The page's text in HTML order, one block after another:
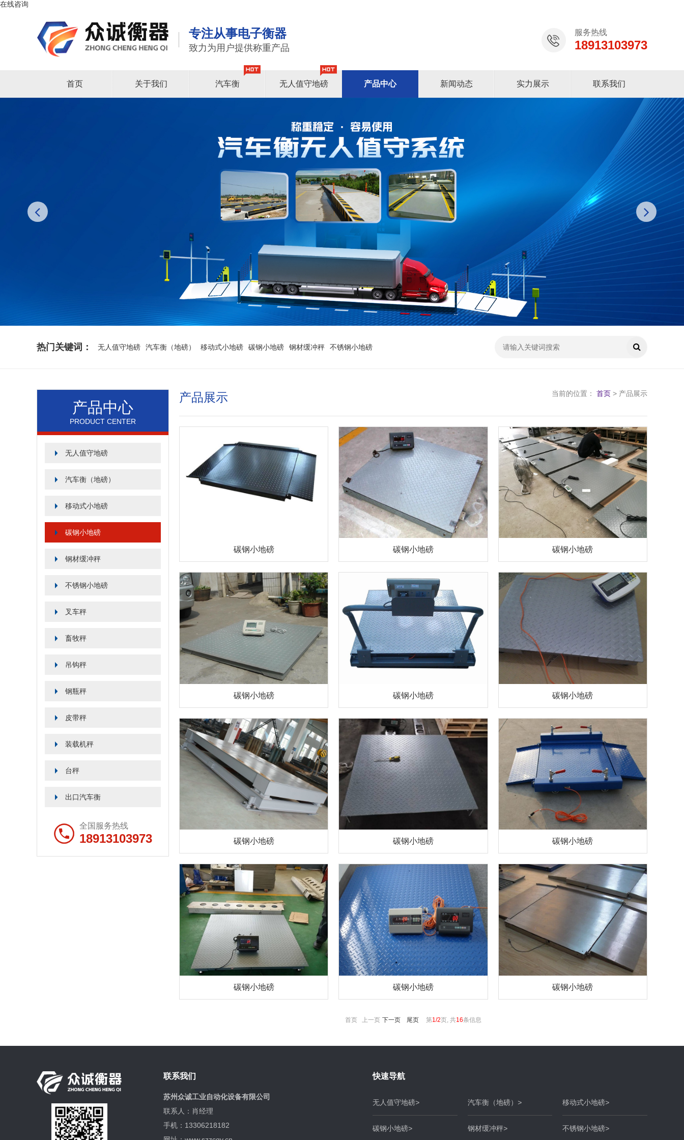
在线咨询
专注从事电子衡器
致力为用户提供称重产品
服务热线
18913103973
首页 关于我们 汽车衡 无人值守地磅 产品中心 新闻动态 实力展示 联系我们
热门关键词： 无人值守地磅 汽车衡（地磅） 移动式小地磅 碳钢小地磅 钢材缓冲秤 不锈钢小地磅
产品中心
PRODUCT CENTER
无人值守地磅
汽车衡（地磅）
移动式小地磅
碳钢小地磅
钢材缓冲秤
不锈钢小地磅
叉车秤
畜牧秤
吊钩秤
钢瓶秤
皮带秤
装载机秤
台秤
出口汽车衡
全国服务热线
18913103973
产品展示 当前的位置： 首页 > 产品展示
碳钢小地磅 碳钢小地磅 碳钢小地磅
碳钢小地磅 碳钢小地磅 碳钢小地磅
碳钢小地磅 碳钢小地磅 碳钢小地磅
碳钢小地磅 碳钢小地磅 碳钢小地磅
首页 上一页 下一页 尾页 第1/2页, 共16条信息
联系我们
苏州众诚工业自动化设备有限公司
联系人：肖经理
手机：13306218182
快速导航
无人值守地磅> 汽车衡（地磅） > 移动式小地磅>
碳钢小地磅> 钢材缓冲秤> 不锈钢小地磅>